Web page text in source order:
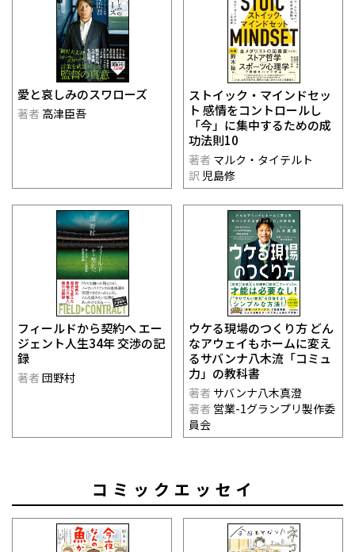
愛と哀しみのスワローズ
著者 高津臣吾
ストイック・マインドセッ
ト 感情をコントロールし
「今」に集中するための成
功法則10
著者 マルク・タイテルト
訳 児島修
フィールドから契約へ エー
ジェント人生34年 交渉の記
録
著者 団野村
ウケる現場のつくり方 どん
なアウェイもホームに変え
るサバンナ八木流「コミュ
力」の教科書
著者 サバンナ八木真澄
著者 営業-1グランプリ製作委
員会
コミックエッセイ